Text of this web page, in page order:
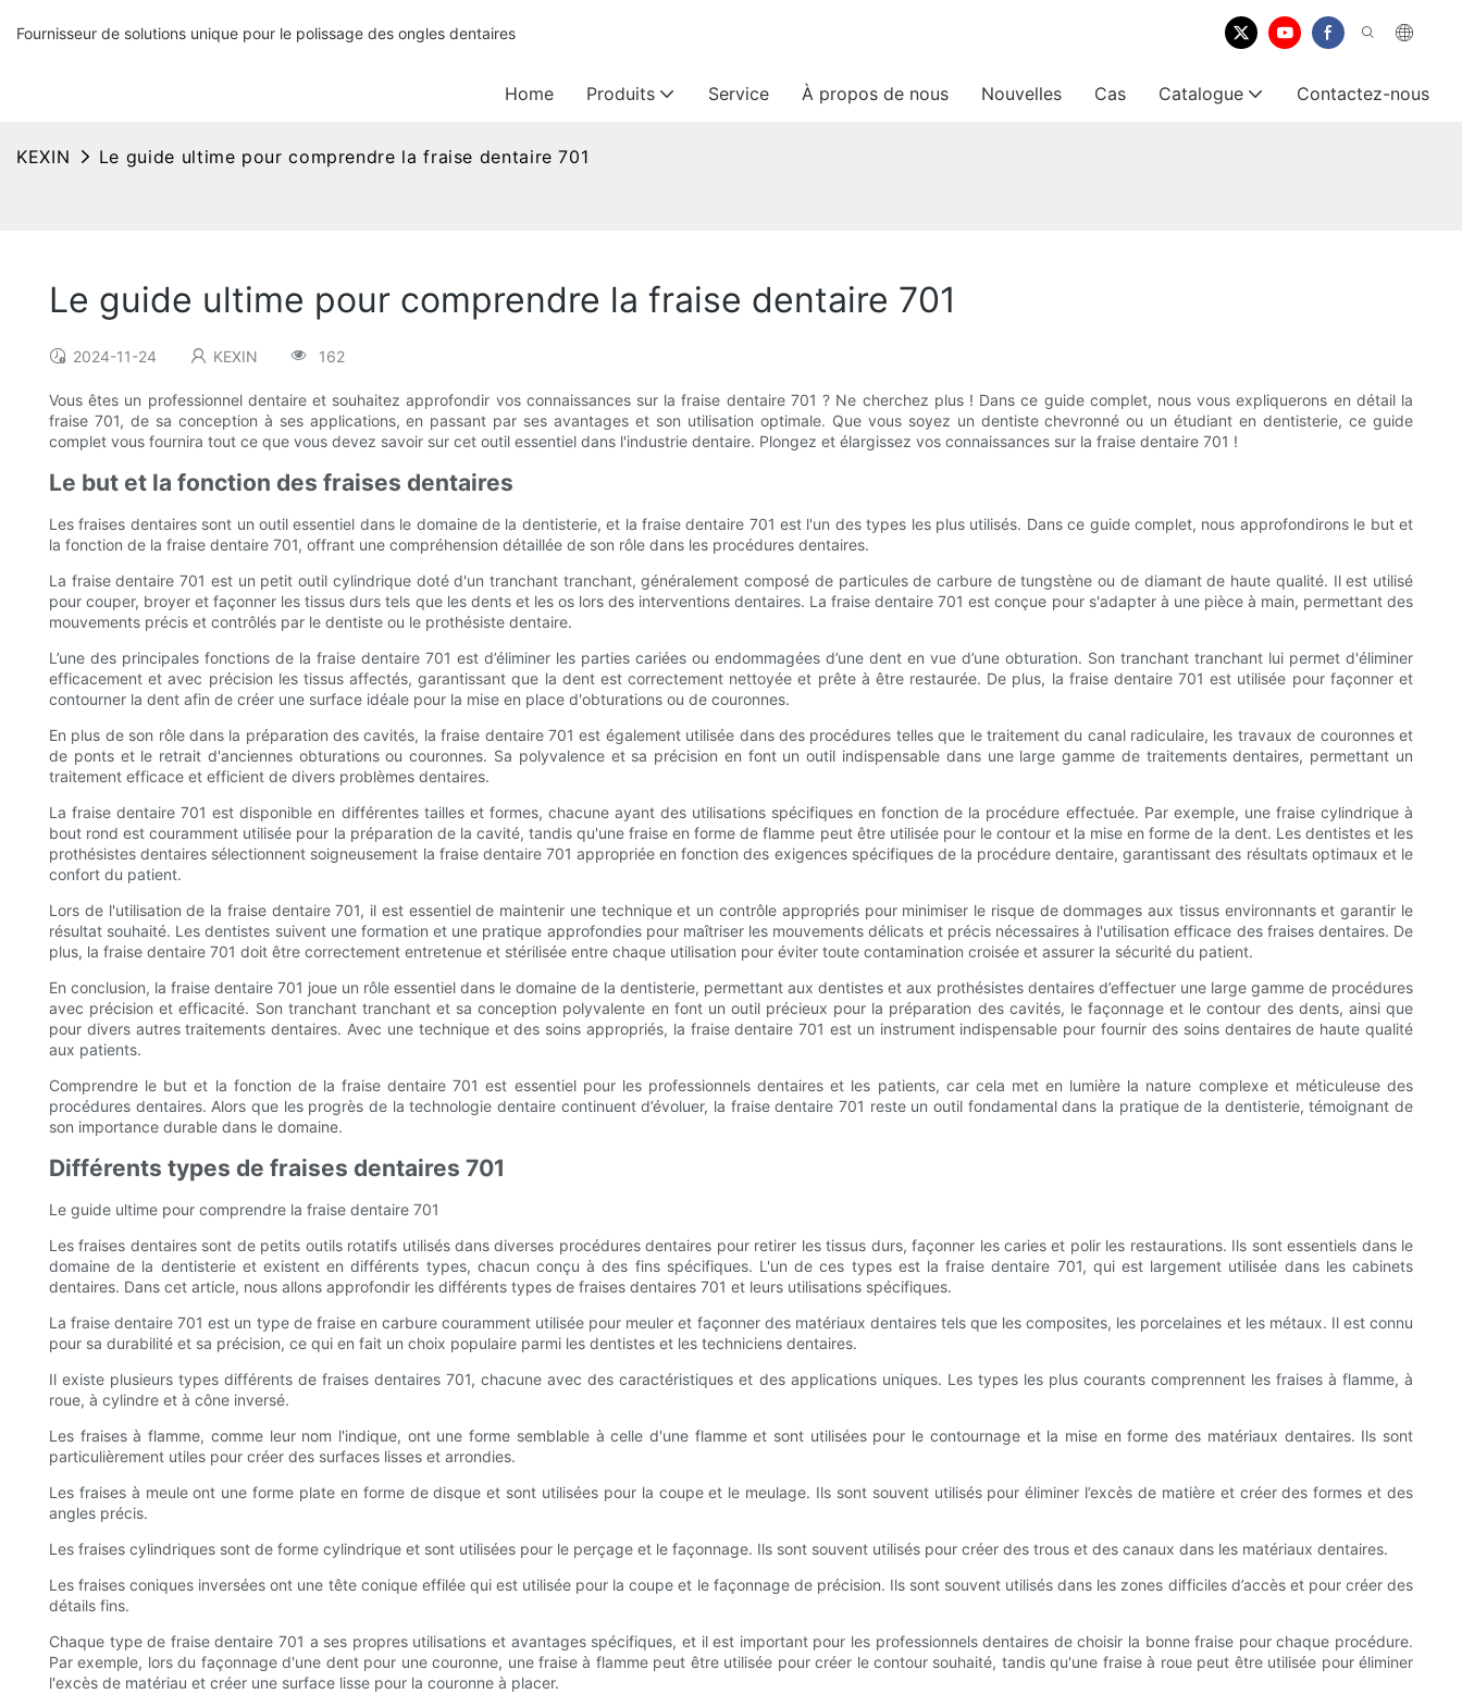
Fournisseur de solutions unique pour le polissage des ongles dentaires
Home Produits Service À propos de nous Nouvelles Cas Catalogue Contactez-nous
KEXIN Le guide ultime pour comprendre la fraise dentaire 701
Le guide ultime pour comprendre la fraise dentaire 701
2024-11-24 KEXIN 162
Vous êtes un professionnel dentaire et souhaitez approfondir vos connaissances sur la fraise dentaire 701 ? Ne cherchez plus ! Dans ce guide complet, nous vous expliquerons en détail la
fraise 701, de sa conception à ses applications, en passant par ses avantages et son utilisation optimale. Que vous soyez un dentiste chevronné ou un étudiant en dentisterie, ce guide
complet vous fournira tout ce que vous devez savoir sur cet outil essentiel dans l'industrie dentaire. Plongez et élargissez vos connaissances sur la fraise dentaire 701 !
Le but et la fonction des fraises dentaires
Les fraises dentaires sont un outil essentiel dans le domaine de la dentisterie, et la fraise dentaire 701 est l'un des types les plus utilisés. Dans ce guide complet, nous approfondirons le but et
la fonction de la fraise dentaire 701, offrant une compréhension détaillée de son rôle dans les procédures dentaires.
La fraise dentaire 701 est un petit outil cylindrique doté d'un tranchant tranchant, généralement composé de particules de carbure de tungstène ou de diamant de haute qualité. Il est utilisé
pour couper, broyer et façonner les tissus durs tels que les dents et les os lors des interventions dentaires. La fraise dentaire 701 est conçue pour s'adapter à une pièce à main, permettant des
mouvements précis et contrôlés par le dentiste ou le prothésiste dentaire.
L’une des principales fonctions de la fraise dentaire 701 est d’éliminer les parties cariées ou endommagées d’une dent en vue d’une obturation. Son tranchant tranchant lui permet d'éliminer
efficacement et avec précision les tissus affectés, garantissant que la dent est correctement nettoyée et prête à être restaurée. De plus, la fraise dentaire 701 est utilisée pour façonner et
contourner la dent afin de créer une surface idéale pour la mise en place d'obturations ou de couronnes.
En plus de son rôle dans la préparation des cavités, la fraise dentaire 701 est également utilisée dans des procédures telles que le traitement du canal radiculaire, les travaux de couronnes et
de ponts et le retrait d'anciennes obturations ou couronnes. Sa polyvalence et sa précision en font un outil indispensable dans une large gamme de traitements dentaires, permettant un
traitement efficace et efficient de divers problèmes dentaires.
La fraise dentaire 701 est disponible en différentes tailles et formes, chacune ayant des utilisations spécifiques en fonction de la procédure effectuée. Par exemple, une fraise cylindrique à
bout rond est couramment utilisée pour la préparation de la cavité, tandis qu'une fraise en forme de flamme peut être utilisée pour le contour et la mise en forme de la dent. Les dentistes et les
prothésistes dentaires sélectionnent soigneusement la fraise dentaire 701 appropriée en fonction des exigences spécifiques de la procédure dentaire, garantissant des résultats optimaux et le
confort du patient.
Lors de l'utilisation de la fraise dentaire 701, il est essentiel de maintenir une technique et un contrôle appropriés pour minimiser le risque de dommages aux tissus environnants et garantir le
résultat souhaité. Les dentistes suivent une formation et une pratique approfondies pour maîtriser les mouvements délicats et précis nécessaires à l'utilisation efficace des fraises dentaires. De
plus, la fraise dentaire 701 doit être correctement entretenue et stérilisée entre chaque utilisation pour éviter toute contamination croisée et assurer la sécurité du patient.
En conclusion, la fraise dentaire 701 joue un rôle essentiel dans le domaine de la dentisterie, permettant aux dentistes et aux prothésistes dentaires d’effectuer une large gamme de procédures
avec précision et efficacité. Son tranchant tranchant et sa conception polyvalente en font un outil précieux pour la préparation des cavités, le façonnage et le contour des dents, ainsi que
pour divers autres traitements dentaires. Avec une technique et des soins appropriés, la fraise dentaire 701 est un instrument indispensable pour fournir des soins dentaires de haute qualité
aux patients.
Comprendre le but et la fonction de la fraise dentaire 701 est essentiel pour les professionnels dentaires et les patients, car cela met en lumière la nature complexe et méticuleuse des
procédures dentaires. Alors que les progrès de la technologie dentaire continuent d’évoluer, la fraise dentaire 701 reste un outil fondamental dans la pratique de la dentisterie, témoignant de
son importance durable dans le domaine.
Différents types de fraises dentaires 701
Le guide ultime pour comprendre la fraise dentaire 701
Les fraises dentaires sont de petits outils rotatifs utilisés dans diverses procédures dentaires pour retirer les tissus durs, façonner les caries et polir les restaurations. Ils sont essentiels dans le
domaine de la dentisterie et existent en différents types, chacun conçu à des fins spécifiques. L'un de ces types est la fraise dentaire 701, qui est largement utilisée dans les cabinets
dentaires. Dans cet article, nous allons approfondir les différents types de fraises dentaires 701 et leurs utilisations spécifiques.
La fraise dentaire 701 est un type de fraise en carbure couramment utilisée pour meuler et façonner des matériaux dentaires tels que les composites, les porcelaines et les métaux. Il est connu
pour sa durabilité et sa précision, ce qui en fait un choix populaire parmi les dentistes et les techniciens dentaires.
Il existe plusieurs types différents de fraises dentaires 701, chacune avec des caractéristiques et des applications uniques. Les types les plus courants comprennent les fraises à flamme, à
roue, à cylindre et à cône inversé.
Les fraises à flamme, comme leur nom l'indique, ont une forme semblable à celle d'une flamme et sont utilisées pour le contournage et la mise en forme des matériaux dentaires. Ils sont
particulièrement utiles pour créer des surfaces lisses et arrondies.
Les fraises à meule ont une forme plate en forme de disque et sont utilisées pour la coupe et le meulage. Ils sont souvent utilisés pour éliminer l’excès de matière et créer des formes et des
angles précis.
Les fraises cylindriques sont de forme cylindrique et sont utilisées pour le perçage et le façonnage. Ils sont souvent utilisés pour créer des trous et des canaux dans les matériaux dentaires.
Les fraises coniques inversées ont une tête conique effilée qui est utilisée pour la coupe et le façonnage de précision. Ils sont souvent utilisés dans les zones difficiles d’accès et pour créer des
détails fins.
Chaque type de fraise dentaire 701 a ses propres utilisations et avantages spécifiques, et il est important pour les professionnels dentaires de choisir la bonne fraise pour chaque procédure.
Par exemple, lors du façonnage d'une dent pour une couronne, une fraise à flamme peut être utilisée pour créer le contour souhaité, tandis qu'une fraise à roue peut être utilisée pour éliminer
l'excès de matériau et créer une surface lisse pour la couronne à placer.